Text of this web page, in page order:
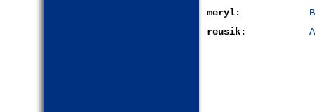
meryl:
reusik: